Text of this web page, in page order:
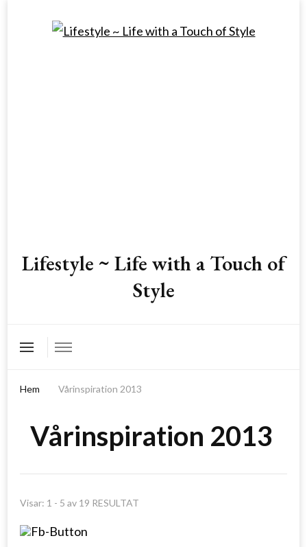
Lifestyle ~ Life with a Touch of
Style
Hem Vårinspiration 2013
Vårinspiration 2013
Visar: 1 - 5 av 19 RESULTAT